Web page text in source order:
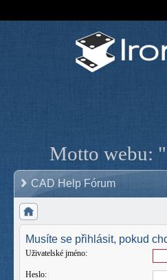
Motto webu:
CAD Help Fórum
Musíte se přihlásit, pokud
Uživatelské jméno:
Heslo: